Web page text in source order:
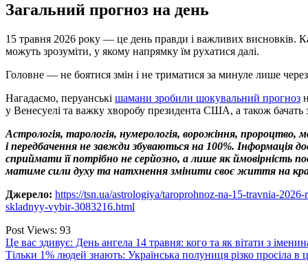
Загальний прогноз на день
15 травня 2026 року — це день правди і важливих висновків.
можуть зрозуміти, у якому напрямку їм рухатися далі.
Головне — не боятися змін і не триматися за минуле лише
Нагадаємо, перуанські шамани зробили шокувальний прогноз
у Венесуелі та важку хворобу президента США, а також бачать
Астрологія, тарологія, нумерологія, ворожіння, пророцтво,
і передбачення не завжди збуваються на 100%. Інформація
сприймати її потрібно не серйозно, а лише як
матиме сили духу та натхнення змінити своє життя на
Джерело: https://tsn.ua/astrologiya/taroprohnoz-na-15-travnia-
skladnyy-vybir-3083216.html
Post Views: 93
Навігація
записів
Це вас здивує: День ангела 14 травня: кого та як вітати з
Тільки 1% людей знають: Українська полуниця різко просіла в